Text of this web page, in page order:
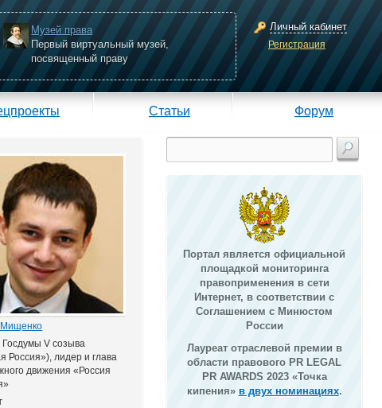
Музей права
Первый виртуальный музей,
посвященный праву
Личный кабинет
Регистрация
Статьи Форум
Госдумы V созыва
Россия»), лидер и глава
движения «Россия
Портал является официальной
площадкой мониторинга
правоприменения в сети
Интернет, в соответствии с
Соглашением с Минюстом
России
Лауреат отраслевой премии в
области правового PR LEGAL
PR AWARDS 2023 «Точка
кипения» в двух номинациях.